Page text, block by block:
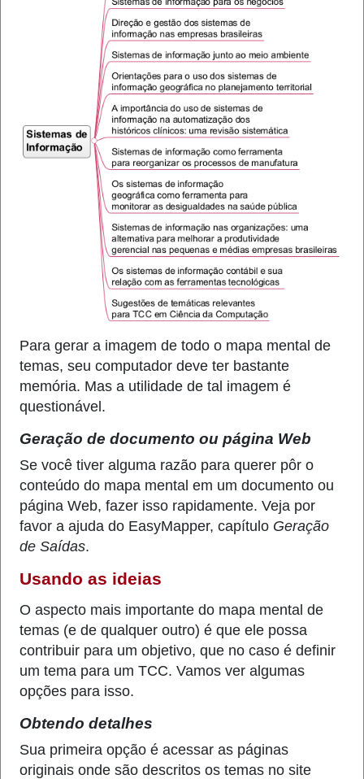
Para gerar a imagem de todo o mapa mental de
temas, seu computador deve ter bastante
memória. Mas a utilidade de tal imagem é
questionável.
Geração de documento ou página Web
Se você tiver alguma razão para querer pôr o
conteúdo do mapa mental em um documento ou
página Web, fazer isso rapidamente. Veja por
favor a ajuda do EasyMapper, capítulo Geração
de Saídas.
Usando as ideias
O aspecto mais importante do mapa mental de
temas (e de qualquer outro) é que ele possa
contribuir para um objetivo, que no caso é definir
um tema para um TCC. Vamos ver algumas
opções para isso.
Obtendo detalhes
Sua primeira opção é acessar as páginas
originais onde são descritos os temas no site